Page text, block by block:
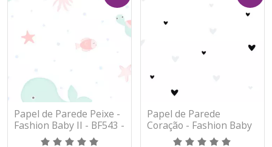
Papel de Parede Peixe -
Fashion Baby II - BF543 -
Vinílico
Papel de Parede
Coração - Fashion Baby
II - BF544 - Vinílico